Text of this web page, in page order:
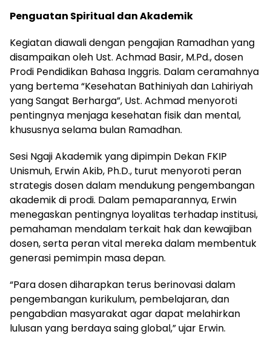
Penguatan Spiritual dan Akademik
Kegiatan diawali dengan pengajian Ramadhan yang
disampaikan oleh Ust. Achmad Basir, M.Pd., dosen
Prodi Pendidikan Bahasa Inggris. Dalam ceramahnya
yang bertema “Kesehatan Bathiniyah dan Lahiriyah
yang Sangat Berharga”, Ust. Achmad menyoroti
pentingnya menjaga kesehatan fisik dan mental,
khususnya selama bulan Ramadhan.
Sesi Ngaji Akademik yang dipimpin Dekan FKIP
Unismuh, Erwin Akib, Ph.D., turut menyoroti peran
strategis dosen dalam mendukung pengembangan
akademik di prodi. Dalam pemaparannya, Erwin
menegaskan pentingnya loyalitas terhadap institusi,
pemahaman mendalam terkait hak dan kewajiban
dosen, serta peran vital mereka dalam membentuk
generasi pemimpin masa depan.
“Para dosen diharapkan terus berinovasi dalam
pengembangan kurikulum, pembelajaran, dan
pengabdian masyarakat agar dapat melahirkan
lulusan yang berdaya saing global,” ujar Erwin.